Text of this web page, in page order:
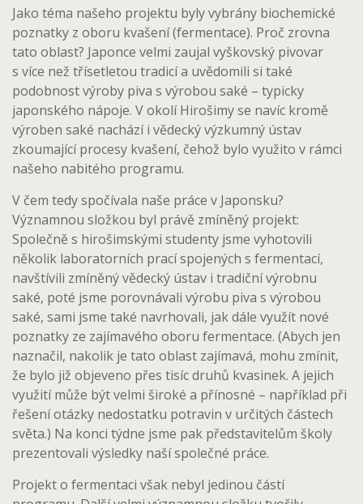
Jako téma našeho projektu byly vybrány biochemické
poznatky z oboru kvašení (fermentace). Proč zrovna
tato oblast? Japonce velmi zaujal vyškovský pivovar
s více než třísetletou tradicí a uvědomili si také
podobnost výroby piva s výrobou saké – typicky
japonského nápoje. V okolí Hirošimy se navíc kromě
výroben saké nachází i vědecký výzkumný ústav
zkoumající procesy kvašení, čehož bylo využito v rámci
našeho nabitého programu.
V čem tedy spočívala naše práce v Japonsku?
Významnou složkou byl právě zmíněný projekt:
Společně s hirošimskými studenty jsme vyhotovili
několik laboratorních prací spojených s fermentací,
navštívili zmíněný vědecký ústav i tradiční výrobnu
saké, poté jsme porovnávali výrobu piva s výrobou
saké, sami jsme také navrhovali, jak dále využít nové
poznatky ze zajímavého oboru fermentace. (Abych jen
naznačil, nakolik je tato oblast zajímavá, mohu zmínit,
že bylo již objeveno přes tisíc druhů kvasinek. A jejich
využití může být velmi široké a přínosné – například při
řešení otázky nedostatku potravin v určitých částech
světa.) Na konci týdne jsme pak představitelům školy
prezentovali výsledky naší společné práce.
Projekt o fermentaci však nebyl jedinou částí